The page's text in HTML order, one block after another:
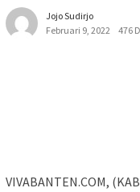
Jojo Sudirjo
Februari 9, 2022
476
VIVABANTEN.COM,